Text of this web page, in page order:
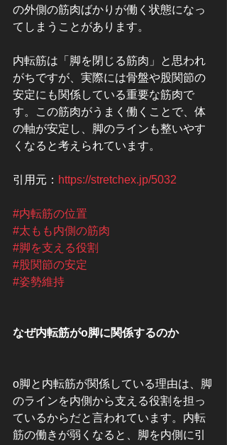
の外側の筋肉ばかりが働く状態になっ
てしまうことがあります。
内転筋は「脚を閉じる筋肉」と思われ
がちですが、実際には骨盤や股関節の
安定にも関係している重要な筋肉で
す。この筋肉がうまく働くことで、体
の軸が安定し、脚のラインも整いやす
くなると考えられています。
引用元： https://stretchex.jp/5032
#内転筋の位置
#太もも内側の筋肉
#脚を支える役割
#股関節の安定
#姿勢維持
なぜ内転筋がo脚に関係するのか
o脚と内転筋が関係している理由は、脚
のラインを内側から支える役割を担っ
ているからだと言われています。内転
筋の働きが弱くなると、脚を内側に引